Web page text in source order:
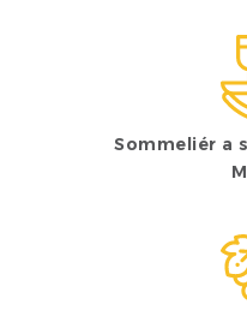
Sommeliér a